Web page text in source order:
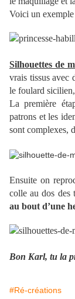
Voici un exemple
Silhouettes de
vrais tissus avec
le foulard
La première
patrons et les
sont complexes,
Ensuite on
colle au dos des
au bout d’une
Bon Karl, tu la
#Ré-créations